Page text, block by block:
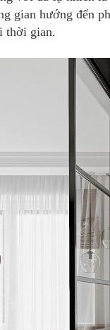
gian hướng đến
thời gian.